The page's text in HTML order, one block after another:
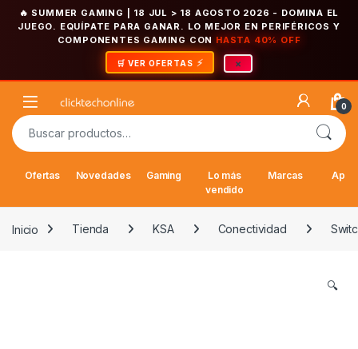
🔥 SUMMER GAMING | 18 JUL > 18 AGOSTO 2026 - DOMINA EL
JUEGO. EQUÍPATE PARA GANAR. LO MEJOR EN PERIFÉRICOS Y
COMPONENTES GAMING CON HASTA 40% OFF
🛒 VER OFERTAS ×
Open 0
Buscar por:
Ofertas Novedades Gaming
Lo más
vendido
Marcas
Inicio Tienda KSA Conectividad
🔍